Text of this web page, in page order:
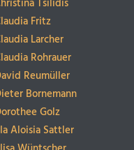
Fritz
Larcher
Rohrauer
Reumüller
Bornemann
Golz
Aloisia Sattler